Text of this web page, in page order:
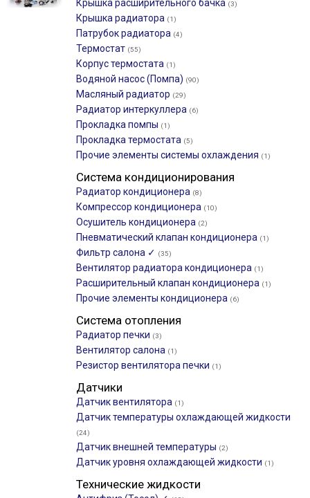
Крышка расширительного бачка (3)
Крышка радиатора (1)
Патрубок радиатора (4)
Термостат (55)
Корпус термостата (1)
Водяной насос (Помпа) (90)
Масляный радиатор (29)
Радиатор интеркуллера (6)
Прокладка помпы (1)
Прокладка термостата (5)
Прочие элементы системы охлаждения (1)
Система кондиционирования
Радиатор кондиционера (8)
Компрессор кондиционера (10)
Осушитель кондиционера (2)
Пневматический клапан кондиционера (1)
Фильтр салона ✓ (35)
Вентилятор радиатора кондиционера (1)
Расширительный клапан кондиционера (1)
Прочие элементы кондиционера (6)
Система отопления
Радиатор печки (3)
Вентилятор салона (1)
Резистор вентилятора печки (1)
Датчики
Датчик вентилятора (1)
Датчик температуры охлаждающей жидкости
(24)
Датчик внешней температуры (2)
Датчик уровня охлаждающей жидкости (1)
Технические жидкости